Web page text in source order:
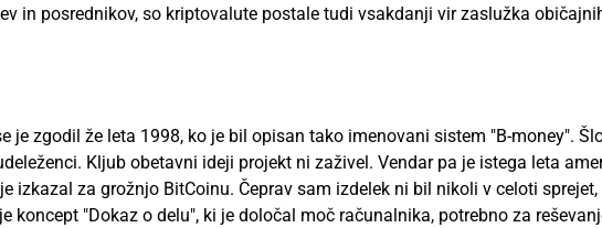
in posrednikov, so kriptovalute postale tudi vsakdanji vir zaslužka
je zgodil že leta 1998, ko je bil opisan tako imenovani sistem "B-money".
Kljub obetavni ideji projekt ni zaživel. Vendar pa je istega leta
izkazal za grožnjo BitCoinu. Čeprav sam izdelek ni bil nikoli v celoti
koncept "Dokaz o delu", ki je določal moč računalnika, potrebno za